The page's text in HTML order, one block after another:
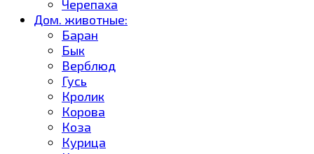
Черепаха
Дом. животные:
Баран
Бык
Верблюд
Гусь
Кролик
Корова
Коза
Курица